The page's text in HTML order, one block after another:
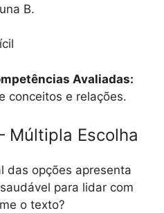
B.
Avaliadas:
conceitos e relações.
Múltipla Escolha
das opções apresenta
para lidar com
o texto?